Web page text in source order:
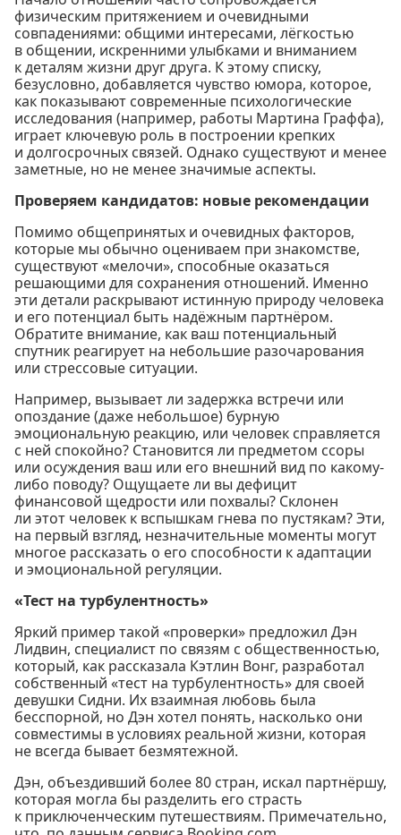
физическим притяжением и очевидными
совпадениями: общими интересами, лёгкостью
в общении, искренними улыбками и вниманием
к деталям жизни друг друга. К этому списку,
безусловно, добавляется чувство юмора, которое,
как показывают современные психологические
исследования (например, работы Мартина Граффа),
играет ключевую роль в построении крепких
и долгосрочных связей. Однако существуют и менее
заметные, но не менее значимые аспекты.
Проверяем кандидатов: новые рекомендации
Помимо общепринятых и очевидных факторов,
которые мы обычно оцениваем при знакомстве,
существуют «мелочи», способные оказаться
решающими для сохранения отношений. Именно
эти детали раскрывают истинную природу человека
и его потенциал быть надёжным партнёром.
Обратите внимание, как ваш потенциальный
спутник реагирует на небольшие разочарования
или стрессовые ситуации.
Например, вызывает ли задержка встречи или
опоздание (даже небольшое) бурную
эмоциональную реакцию, или человек справляется
с ней спокойно? Становится ли предметом ссоры
или осуждения ваш или его внешний вид по какому-
либо поводу? Ощущаете ли вы дефицит
финансовой щедрости или похвалы? Склонен
ли этот человек к вспышкам гнева по пустякам? Эти,
на первый взгляд, незначительные моменты могут
многое рассказать о его способности к адаптации
и эмоциональной регуляции.
«Тест на турбулентность»
Яркий пример такой «проверки» предложил Дэн
Лидвин, специалист по связям с общественностью,
который, как рассказала Кэтлин Вонг, разработал
собственный «тест на турбулентность» для своей
девушки Сидни. Их взаимная любовь была
бесспорной, но Дэн хотел понять, насколько они
совместимы в условиях реальной жизни, которая
не всегда бывает безмятежной.
Дэн, объездивший более 80 стран, искал партнёршу,
которая могла бы разделить его страсть
к приключенческим путешествиям. Примечательно,